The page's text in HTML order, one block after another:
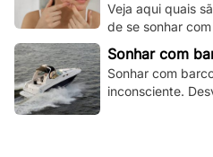
Veja aqui quais
de se sonhar
principais
Sonhar com
Sonhar com
inconsciente.